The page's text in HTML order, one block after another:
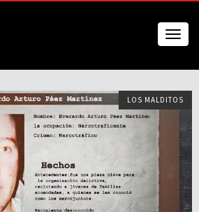
LOS MALDITOS